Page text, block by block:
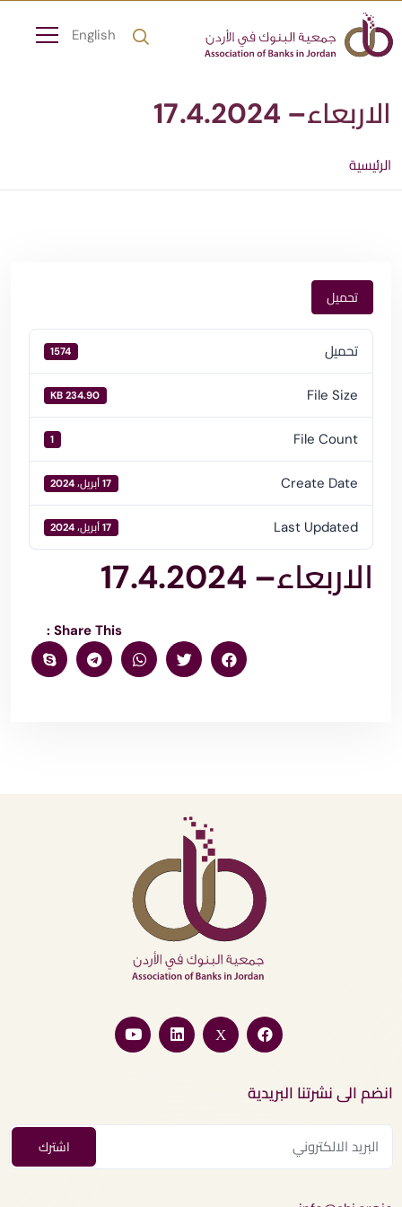
English
الاربعاء– 17.4.2024
الرئيسية
تحميل
تحميل 1574
File Size
234.90 KB
File Count
1
Create Date 17 أبريل، 2024
Last Updated 17 أبريل، 2024
الاربعاء– 17.4.2024
Share This :
انضم الى نشرتنا البريدية